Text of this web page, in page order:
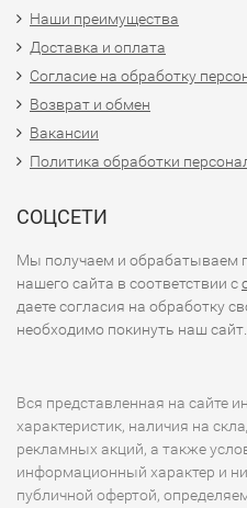
Наши преимущества
Доставка и оплата
Согласие на обработку
Возврат и обмен
Вакансии
Политика обработки
СОЦСЕТИ
Мы получаем и обрабатываем
нашего сайта в соответствии с
даете согласия на обработку
необходимо покинуть наш сайт.
Вся представленная на сайте
характеристик, наличия на
рекламных акций, а также
информационный характер и
публичной офертой,